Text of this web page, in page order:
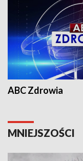
ABC Zdrowia
MNIEJSZOŚCI